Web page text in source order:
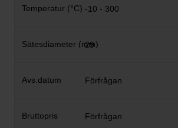
-10 - 300
29
Förfrågan
Förfrågan